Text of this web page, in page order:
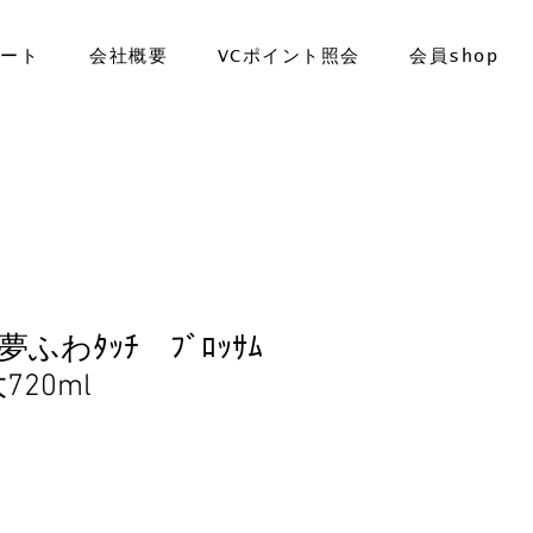
ト 会社概要 VCポイント照会 会員shop
ふわﾀｯﾁ ﾌﾞﾛｯｻﾑ
720ml